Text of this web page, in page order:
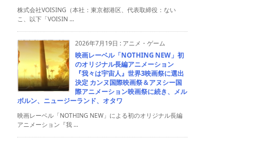
株式会社VOISING（本社：東京都港区、代表取締役：ない
こ、以下「VOISIN ...
2026年7月19日 : アニメ・ゲーム
映画レーベル「NOTHING NEW」初
のオリジナル長編アニメーション
『我々は宇宙人』世界3映画祭に選出
決定 カンヌ国際映画祭＆アヌシー国
際アニメーション映画祭に続き、メル
ボルン、ニュージーランド、オタワ
映画レーベル「NOTHING NEW」による初のオリジナル長編
アニメーション『我 ...